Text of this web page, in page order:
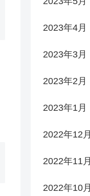
2023年4月
2023年3月
2023年2月
2023年1月
2022年12月
2022年11月
2022年10月